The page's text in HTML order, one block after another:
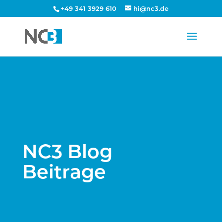
+49 341 3929 610 hi@nc3.de
NC3 Blog
Beitrage